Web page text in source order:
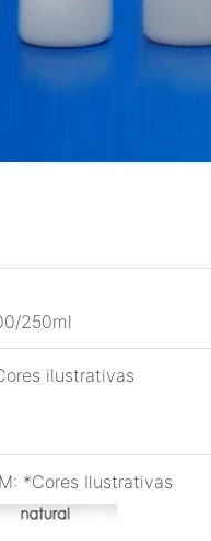
250ml
ilustrativas
*Cores Ilustrativas